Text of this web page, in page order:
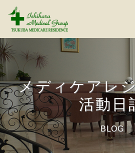
メディケアレ
活動日
BLOG